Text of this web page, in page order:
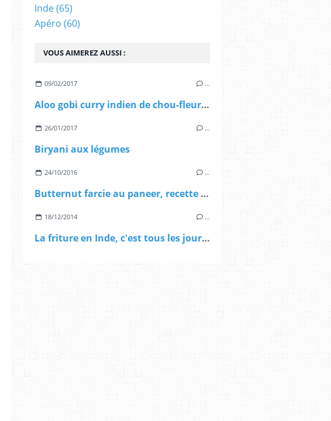
VOUS AIMEREZ AUSSI :
09/02/2017 …
Aloo gobi curry indien de chou-fleur et pommes de terre
26/01/2017 …
Biryani aux légumes
24/10/2016 …
Butternut farcie au paneer, recette végétarienne
18/12/2014 …
La friture en Inde, c'est tous les jours la fête!
Inde(65)
Apéro (60)